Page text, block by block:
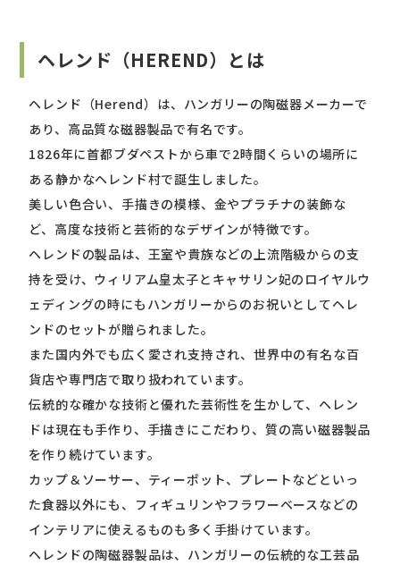
ヘレンド（HEREND）とは
ヘレンド（Herend）は、ハンガリーの陶磁器メーカーで
あり、高品質な磁器製品で有名です。
1826年に首都ブダペストから車で2時間くらいの場所に
ある静かなヘレンド村で誕生しました。
美しい色合い、手描きの模様、金やプラチナの装飾な
ど、高度な技術と芸術的なデザインが特徴です。
ヘレンドの製品は、王室や貴族などの上流階級からの支
持を受け、ウィリアム皇太子とキャサリン妃のロイヤルウ
ェディングの時にもハンガリーからのお祝いとしてヘレ
ンドのセットが贈られました。
また国内外でも広く愛され支持され、世界中の有名な百
貨店や専門店で取り扱われています。
伝統的な確かな技術と優れた芸術性を生かして、ヘレン
ドは現在も手作り、手描きにこだわり、質の高い磁器製品
を作り続けています。
カップ＆ソーサー、ティーポット、プレートなどといっ
た食器以外にも、フィギュリンやフラワーベースなどの
インテリアに使えるものも多く手掛けています。
ヘレンドの陶磁器製品は、ハンガリーの伝統的な工芸品